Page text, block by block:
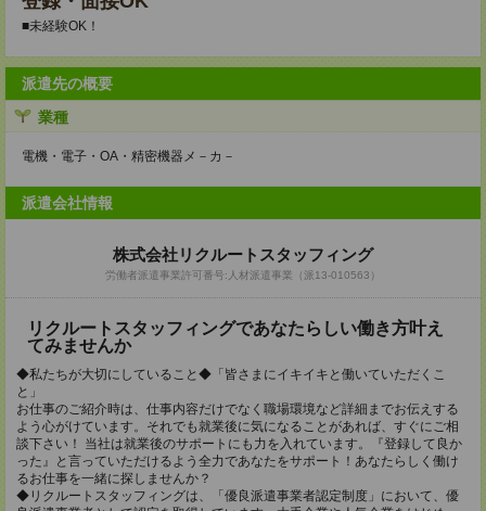
■未経験OK！
派遣先の概要
業種
電機・電子・OA・精密機器メ－カ－
派遣会社情報
株式会社リクルートスタッフィング
労働者派遣事業許可番号:人材派遣事業（派13-010563）
リクルートスタッフィングであなたらしい働き方叶え
てみませんか
◆私たちが大切にしていること◆「皆さまにイキイキと働いていただくこ
と」
お仕事のご紹介時は、仕事内容だけでなく職場環境など詳細までお伝えする
よう心がけています。それでも就業後に気になることがあれば、すぐにご相
談下さい！ 当社は就業後のサポートにも力を入れています。『登録して良か
った』と言っていただけるよう全力であなたをサポート！あなたらしく働け
るお仕事を一緒に探しませんか？
◆リクルートスタッフィングは、「優良派遣事業者認定制度」において、優